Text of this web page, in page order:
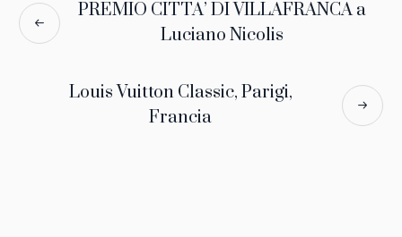
PREMIO CITTA’ DI VILLAFRANCA a
Luciano Nicolis
Louis Vuitton Classic, Parigi,
Francia